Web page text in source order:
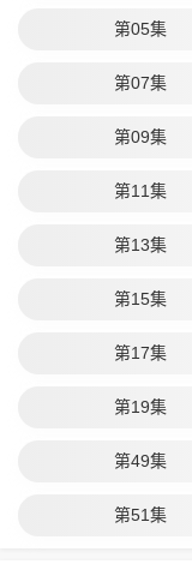
第05集
第07集
第09集
第11集
第13集
第15集
第17集
第19集
第49集
第51集